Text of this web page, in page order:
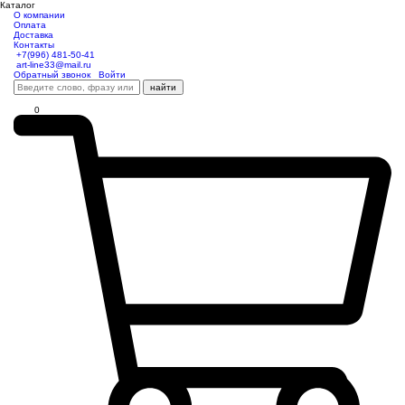
О компании
Оплата
Доставка
Контакты
+7(996) 481-50-41
art-line33@mail.ru
Обратный звонок
Войти
Каталог
найти
0